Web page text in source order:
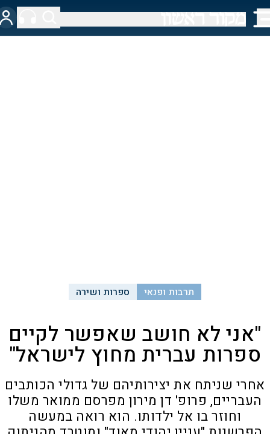
תרבות ופנאי ספרות ושירה
"אני לא חושב שאפשר לקיים
ספרות עברית מחוץ לישראל"
אחרי שניתח את יצירותיהם של גדולי הכותבים
העבריים, פרופ' דן מירון מפרסם ממואר משלו
וחוזר בו אל ילדותו. הוא רואה במעשה